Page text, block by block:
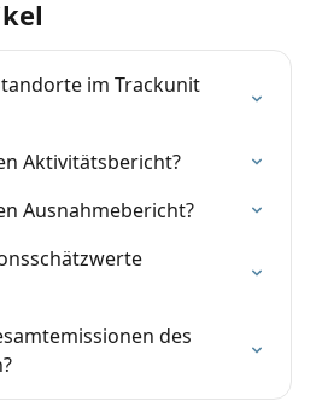
im Trackunit
Aktivitätsbericht?
Ausnahmebericht?
des